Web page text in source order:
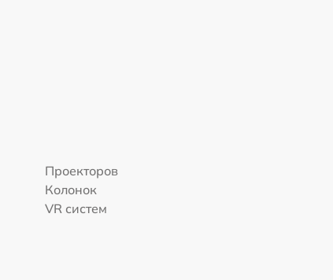
Проекторов
Колонок
VR систем